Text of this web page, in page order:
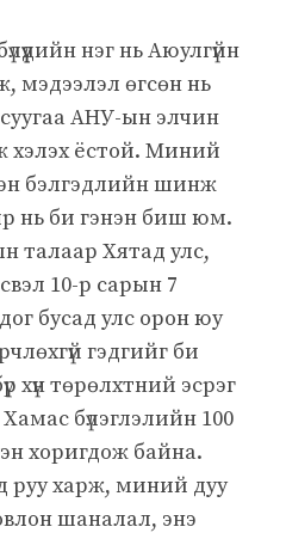
нэг нь Аюулгүйн
мэдээлэл өгсөн нь
АНУ-ын элчин
хэлэх ёстой. Миний
бэлгэдлийн шинж
нь би гэнэн биш юм.
талаар Хятад улс,
10-р сарын 7
бусад улс орон юу
гэдгийг би
хүн төрөлхтний эсрэг
бүлэглэлийн 100
хоригдож байна.
руу харж, миний дуу
шаналал, энэ